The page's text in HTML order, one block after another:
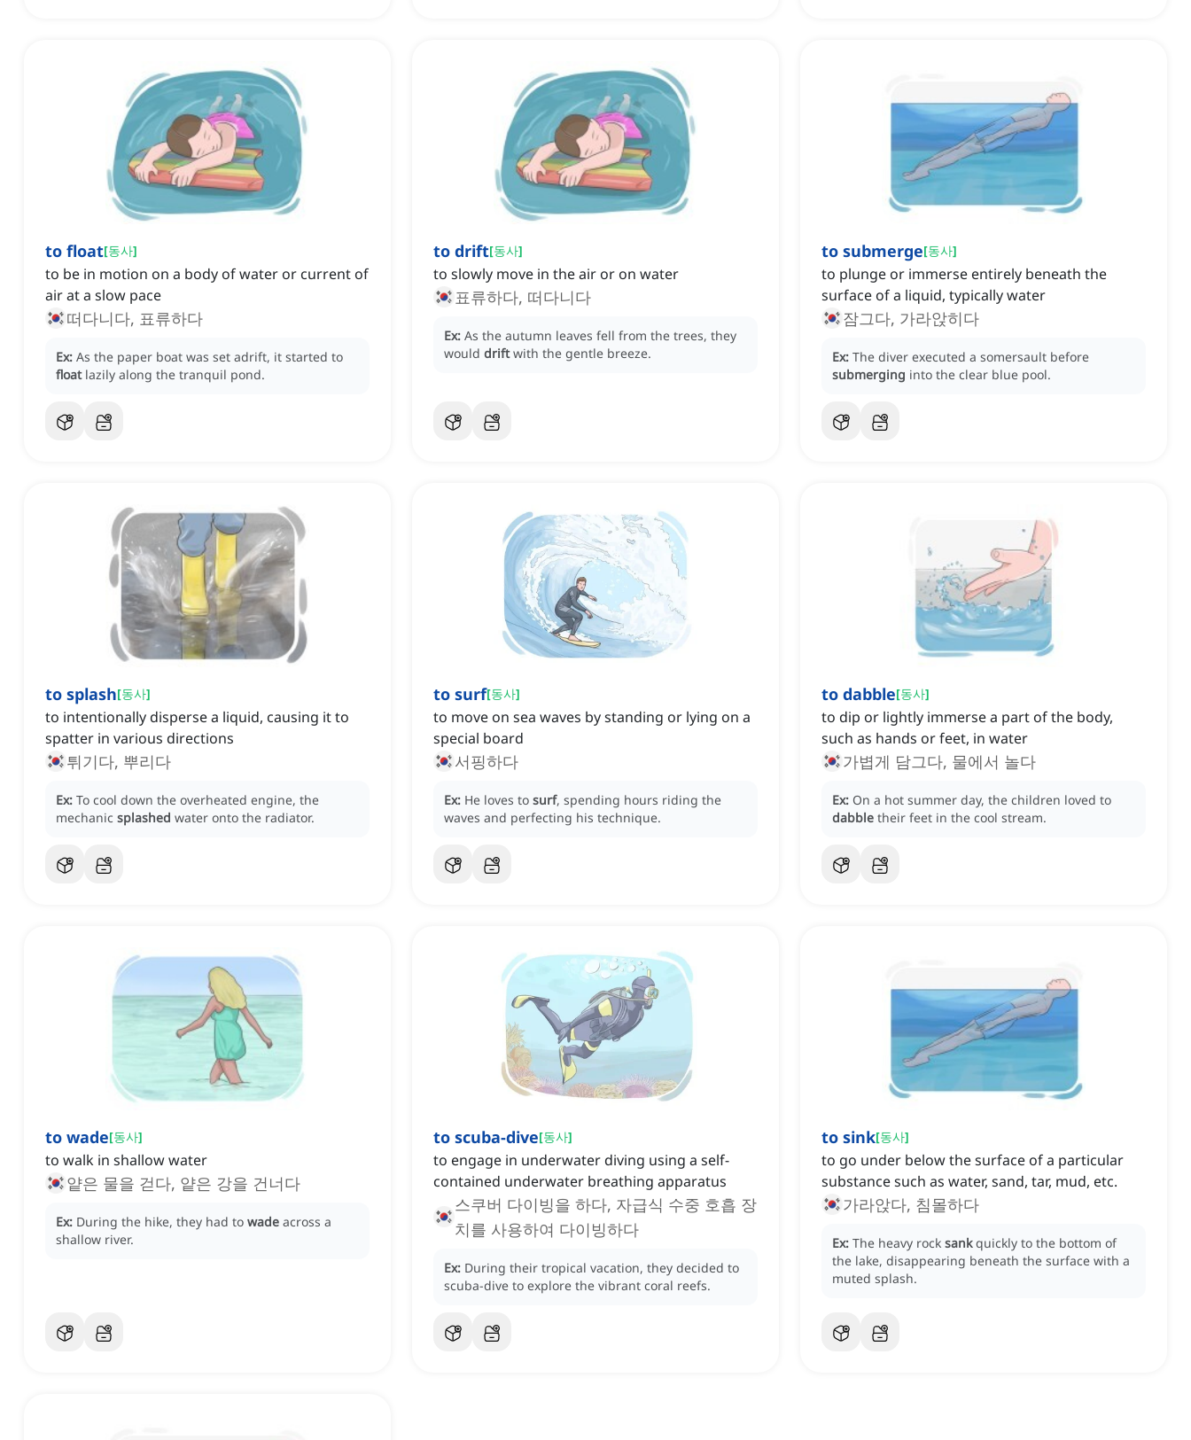
to float[동사]
to be in motion on a body of water or current of
air at a slow pace
떠다니다, 표류하다
Ex: As the paper boat was set adrift, it started to
float lazily along the tranquil pond.
to drift[동사]
to slowly move in the air or on water
표류하다, 떠다니다
Ex: As the autumn leaves fell from the trees, they
would drift with the gentle breeze.
to submerge[동사]
to plunge or immerse entirely beneath the
surface of a liquid, typically water
잠그다, 가라앉히다
Ex: The diver executed a somersault before
submerging into the clear blue pool.
to splash[동사]
to intentionally disperse a liquid, causing it to
spatter in various directions
튀기다, 뿌리다
Ex: To cool down the overheated engine, the
mechanic splashed water onto the radiator.
to surf[동사]
to move on sea waves by standing or lying on a
special board
서핑하다
Ex: He loves to surf, spending hours riding the
waves and perfecting his technique.
to dabble[동사]
to dip or lightly immerse a part of the body,
such as hands or feet, in water
가볍게 담그다, 물에서 놀다
Ex: On a hot summer day, the children loved to
dabble their feet in the cool stream.
to wade[동사]
to walk in shallow water
얕은 물을 걷다, 얕은 강을 건너다
Ex: During the hike, they had to wade across a
shallow river.
to scuba-dive[동사]
to engage in underwater diving using a self-
contained underwater breathing apparatus
스쿠버 다이빙을 하다, 자급식 수중 호흡 장
치를 사용하여 다이빙하다
Ex: During their tropical vacation, they decided to
scuba-dive to explore the vibrant coral reefs.
to sink[동사]
to go under below the surface of a particular
substance such as water, sand, tar, mud, etc.
가라앉다, 침몰하다
Ex: The heavy rock sank quickly to the bottom of
the lake, disappearing beneath the surface with a
muted splash.